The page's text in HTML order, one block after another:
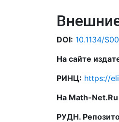
DOI: 10.1134/
На сайте
РИНЦ: https://
На Math-
РУДН.